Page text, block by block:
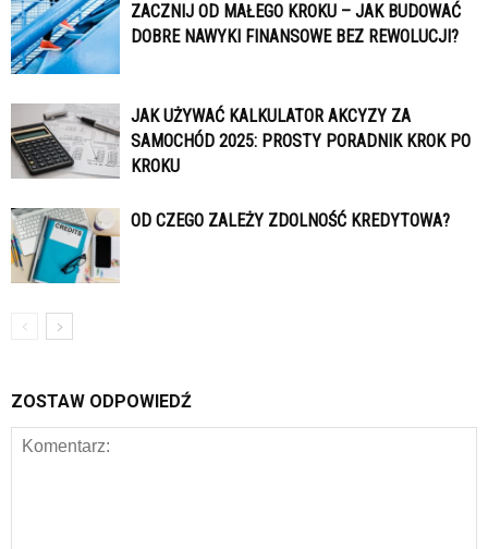
ZACZNIJ OD MAŁEGO KROKU – JAK BUDOWAĆ
DOBRE NAWYKI FINANSOWE BEZ REWOLUCJI?
JAK UŻYWAĆ KALKULATOR AKCYZY ZA
SAMOCHÓD 2025: PROSTY PORADNIK KROK PO
KROKU
OD CZEGO ZALEŻY ZDOLNOŚĆ KREDYTOWA?
ZOSTAW ODPOWIEDŹ